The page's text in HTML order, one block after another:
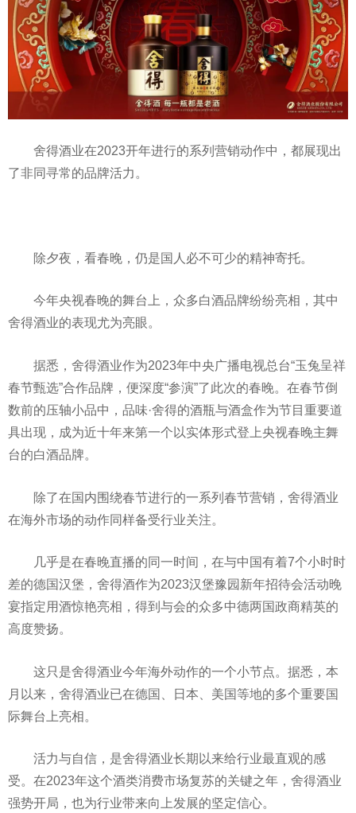
舍得酒业在2023开年进行的系列营销动作中，都展现出
了非同寻常的品牌活力。
除夕夜，看春晚，仍是国人必不可少的精神寄托。
今年央视春晚的舞台上，众多白酒品牌纷纷亮相，其中
舍得酒业的表现尤为亮眼。
据悉，舍得酒业作为2023年中央广播电视总台“玉兔呈祥
春节甄选”合作品牌，便深度“参演”了此次的春晚。在春节倒
数前的压轴小品中，品味·舍得的酒瓶与酒盒作为节目重要道
具出现，成为近十年来第一个以实体形式登上央视春晚主舞
台的白酒品牌。
除了在国内围绕春节进行的一系列春节营销，舍得酒业
在海外市场的动作同样备受行业关注。
几乎是在春晚直播的同一时间，在与中国有着7个小时时
差的德国汉堡，舍得酒作为2023汉堡豫园新年招待会活动晚
宴指定用酒惊艳亮相，得到与会的众多中德两国政商精英的
高度赞扬。
这只是舍得酒业今年海外动作的一个小节点。据悉，本
月以来，舍得酒业已在德国、日本、美国等地的多个重要国
际舞台上亮相。
活力与自信，是舍得酒业长期以来给行业最直观的感
受。在2023年这个酒类消费市场复苏的关键之年，舍得酒业
强势开局，也为行业带来向上发展的坚定信心。